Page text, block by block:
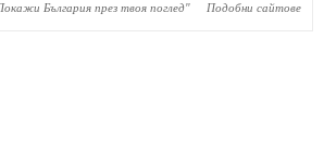
България през твоя поглед" Подобни сайтове